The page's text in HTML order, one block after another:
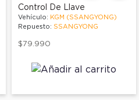
Control De Llave
Vehículo: KGM (SSANGYONG)
Repuesto: SSANGYONG
$79.990